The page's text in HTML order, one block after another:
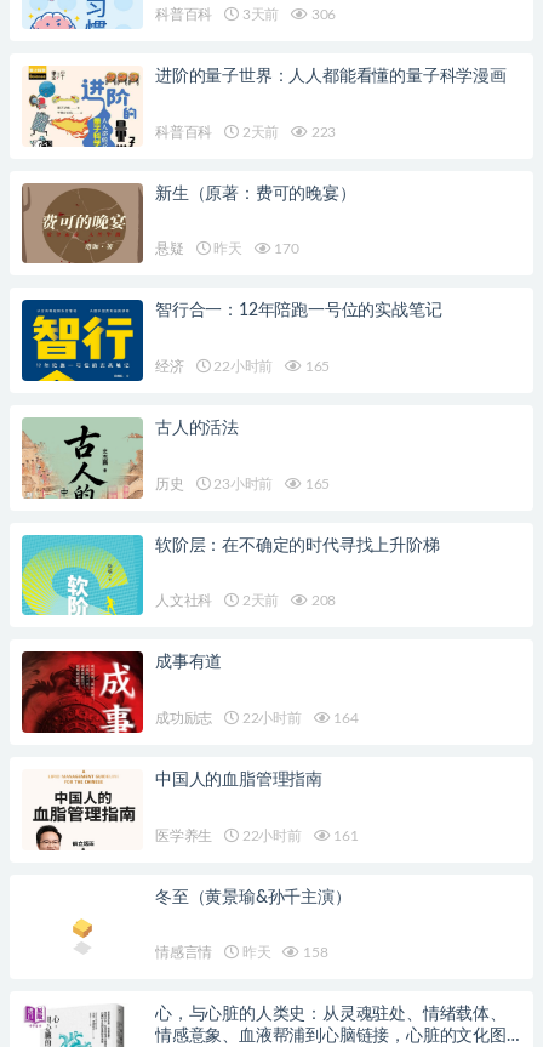
科普百科 3天前 306
进阶的量子世界：人人都能看懂的量子科学漫画
科普百科 2天前 223
新生（原著：费可的晚宴）
悬疑 昨天 170
智行合一：12年陪跑一号位的实战笔记
经济 22小时前 165
古人的活法
历史 23小时前 165
软阶层：在不确定的时代寻找上升阶梯
人文社科 2天前 208
成事有道
成功励志 22小时前 164
中国人的血脂管理指南
医学养生 22小时前 161
冬至（黄景瑜&孙千主演）
情感言情 昨天 158
心，与心脏的人类史：从灵魂驻处、情绪载体、
情感意象、血液帮浦到心脑链接，心脏的文化图